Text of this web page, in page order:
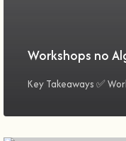
Workshops no
Key Takeaways ✅